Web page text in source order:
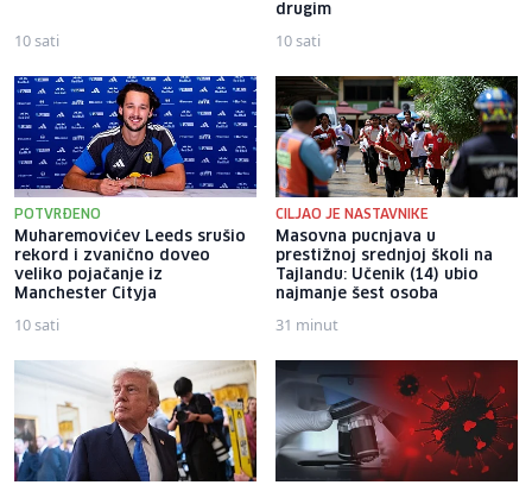
10 sati
drugim
10 sati
POTVRĐENO
Muharemovićev Leeds srušio
rekord i zvanično doveo
veliko pojačanje iz
Manchester Cityja
10 sati
CILJAO JE NASTAVNIKE
Masovna pucnjava u
prestižnoj srednjoj školi na
Tajlandu: Učenik (14) ubio
najmanje šest osoba
31 minut